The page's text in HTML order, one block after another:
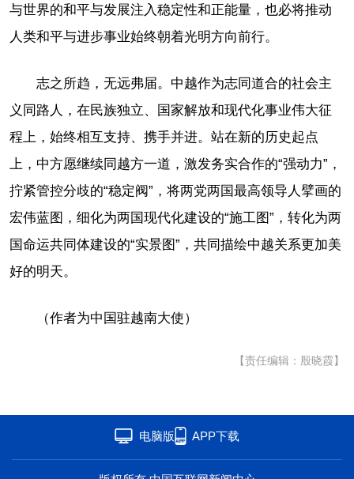
与世界的和平与发展注入稳定性和正能量，也必将推动
人类和平与进步事业始终朝着光明方向前行。
志之所趋，无远弗届。中越作为志同道合的社会主
义同路人，在民族独立、国家解放和现代化事业伟大征
程上，始终相互支持、携手并进。站在新的历史起点
上，中方愿继续同越方一道，激发务实合作的“强动力”，
拧紧管控分歧的“稳定阀”，将两党两国最高领导人擘画的
宏伟蓝图，细化为两国现代化建设的“施工图”，转化为两
国命运共同体建设的“实景图”，共同描绘中越关系更加美
好的明天。
（作者为中国驻越南大使）
【责任编辑：殷晓霞】
电脑版 APP下载